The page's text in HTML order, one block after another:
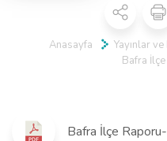
Anasayfa Yayınlar
Bafra
Bafra İlçe